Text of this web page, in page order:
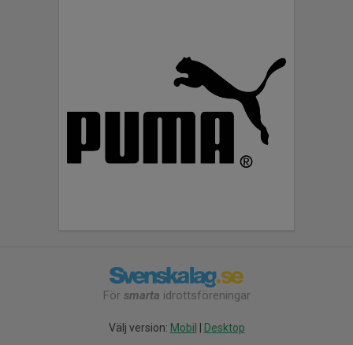
För smarta idrottsföreningar
Välj version: Mobil | Desktop